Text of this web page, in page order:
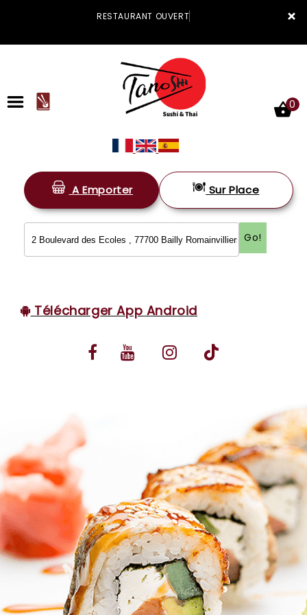
×
RESTAURANT OUVERT
ACCUEIL
LA CARTE
VOS AVIS
MENTIONS LÉGALES
0
A Emporter Sur Place
Go!
Télécharger App Android